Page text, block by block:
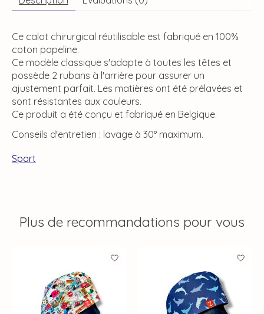
Ce calot chirurgical réutilisable est fabriqué en 100%
coton popeline.
Ce modèle classique s'adapte à toutes les têtes et
possède 2 rubans à l'arrière pour assurer un
ajustement parfait. Les matières ont été prélavées et
sont résistantes aux couleurs.
Ce produit a été conçu et fabriqué en Belgique.
Conseils d'entretien : lavage à 30° maximum.
Sport
Plus de recommandations pour vous
Articles du carrousel de produits